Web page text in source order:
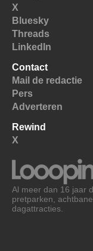
X
Bluesky
Threads
LinkedIn
Contact
Mail de redactie
Pers
Adverteren
Rewind
X
Al meer dan 16 jaar
pretparken,
dagattracties.